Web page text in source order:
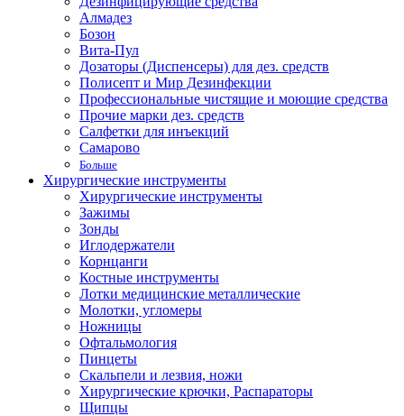
Алмадез
Бозон
Вита-Пул
Дозаторы (Диспенсеры) для дез. средств
Полисепт и Мир Дезинфекции
Профессиональные чистящие и моющие средства
Прочие марки дез. средств
Салфетки для инъекций
Самарово
Больше
Хирургические инструменты
Хирургические инструменты
Зажимы
Зонды
Иглодержатели
Корнцанги
Костные инструменты
Лотки медицинские металлические
Молотки, угломеры
Ножницы
Офтальмология
Пинцеты
Скальпели и лезвия, ножи
Хирургические крючки, Распараторы
Щипцы